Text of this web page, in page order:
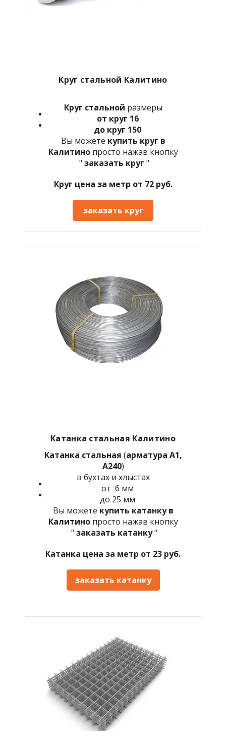
Круг стальной Калитино
Круг стальной размеры
от круг 16
до круг 150
Вы можете купить круг в
Калитино просто нажав кнопку
" заказать круг "
Круг цена за метр от 72 руб.
заказать круг
Катанка стальная Калитино
Катанка стальная (арматура А1,
А240)
в бухтах и хлыстах
от 6 мм
до 25 мм
Вы можете купить катанку в
Калитино просто нажав кнопку
" заказать катанку"
Катанка цена за метр от 23 руб.
заказать катанку